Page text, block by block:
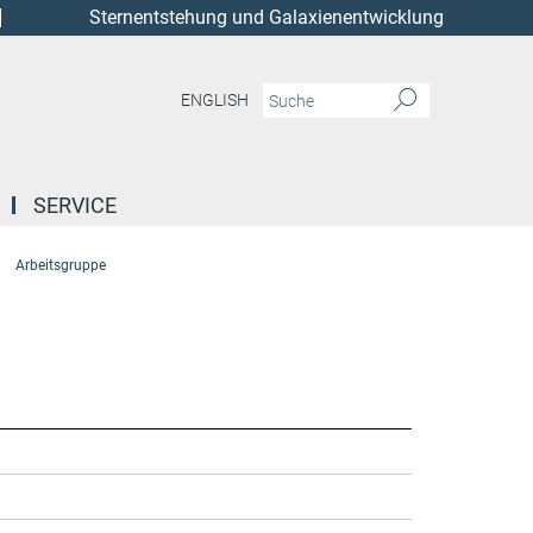
Sternentstehung und Galaxienentwicklung
ENGLISH
SERVICE
Arbeitsgruppe